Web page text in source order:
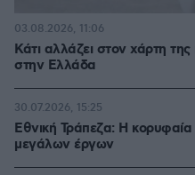
Κάτι αλλάζει στον χάρτη
στην Ελλάδα
03.08.2026, 11:06
Εθνική Τράπεζα: Η
μεγάλων έργων
30.07.2026, 15:25